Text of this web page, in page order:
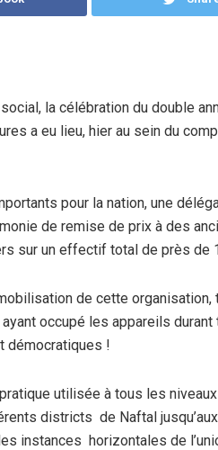
la célébration du double
a eu lieu, hier au sein du
pour la nation, une
de remise de prix à des
sur un effectif total de près de
de cette
occupé les appareils durant
démocratiques !
utilisée à tous les
districts de Naftal
instances horizontales de